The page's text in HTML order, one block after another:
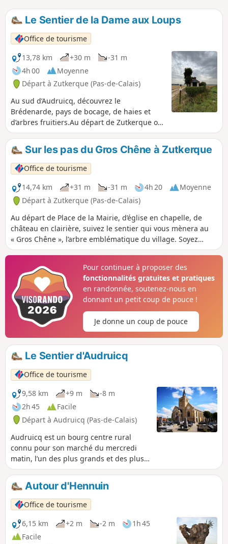
Le Sentier de la Dame aux Loups
Office de tourisme
13,78 km
+30 m
-31 m
4h 00
Moyenne
Départ à Zutkerque (Pas-de-Calais)
Au sud d’Audruicq, découvrez le
Brédenarde, pays de bocage, de haies et
d’arbres fruitiers.Au départ de Zutkerque ou
de Polincove, empruntez le sentier de la
Dame aux Loups, en hommage à la
baronnede Draëck, vous pourrez admirer
son château, les premières collines de
l’Artois et suivre le dessin sinueux de la Hem
: la rivière aux moulins.
Sur les pas du Gros Chêne à Zutkerque
Office de tourisme
14,74 km
+31 m -31 m 4h 20
Moyenne
Départ à Zutkerque (Pas-de-Calais)
Au départ de Place de la Mairie, d’église en chapelle, de
château en clairière, suivez le sentier qui vous mènera au
« Gros Chêne », l’arbre emblématique du village. Soyez
attentif, du haut de son grand âge, il aura peut-être
Pour continuer à proposer des
fonctionnalités gratuites et pratiques
en randonnée, soutenez-nous en
donnant un petit coup de pouce !
Je donne un coup de pouce
Le Sentier d'Audruicq
Office de tourisme
9,58 km
+9 m
-8 m
2h 45
Facile
Départ à Audruicq (Pas-de-Calais)
Audruicq est un bourg centre rural
connu pour son marché du mercredi
matin, l’un des plus grands et des plus
typiques de la région. En 2019, il a été
classé 4e Plus Beau Marché de France.
La vocation rurale d’Audruicq est
célébrée chaque année, deux semaines
avant Pâques, lors du célèbre concours
agricole qui réunit les acteurs du
monde paysan.
Autour d'Hennuin
Office de tourisme
6,15 km
+2 m -2 m
1h 45
Facile